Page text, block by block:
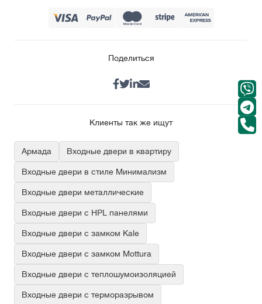
Поделиться
Клиенты так же ищут
Армада Входные двери в квартиру
Входные двери в стиле Минимализм
Входные двери металлические
Входные двери с HPL панелями
Входные двери с замком Kale
Входные двери с замком Mottura
Входные двери с теплошумоизоляцией
Входные двери с терморазрывом